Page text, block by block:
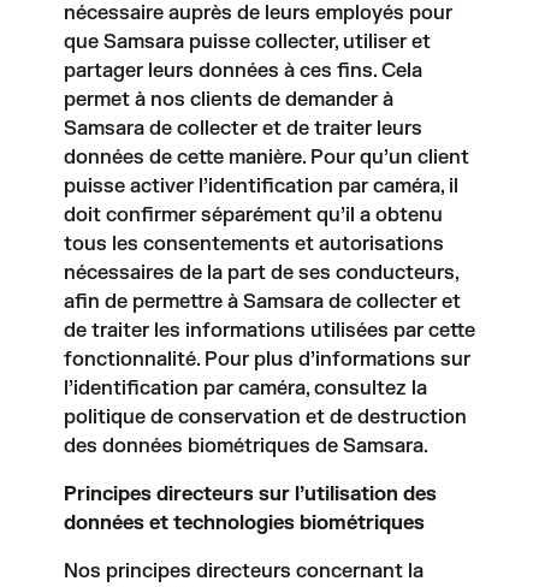
nécessaire auprès de leurs employés pour
que Samsara puisse collecter, utiliser et
partager leurs données à ces fins. Cela
permet à nos clients de demander à
Samsara de collecter et de traiter leurs
données de cette manière. Pour qu’un client
puisse activer l’identification par caméra, il
doit confirmer séparément qu’il a obtenu
tous les consentements et autorisations
nécessaires de la part de ses conducteurs,
afin de permettre à Samsara de collecter et
de traiter les informations utilisées par cette
fonctionnalité. Pour plus d’informations sur
l’identification par caméra, consultez la
politique de conservation et de destruction
des données biométriques de Samsara.
Principes directeurs sur l’utilisation des
données et technologies biométriques
Nos principes directeurs concernant la